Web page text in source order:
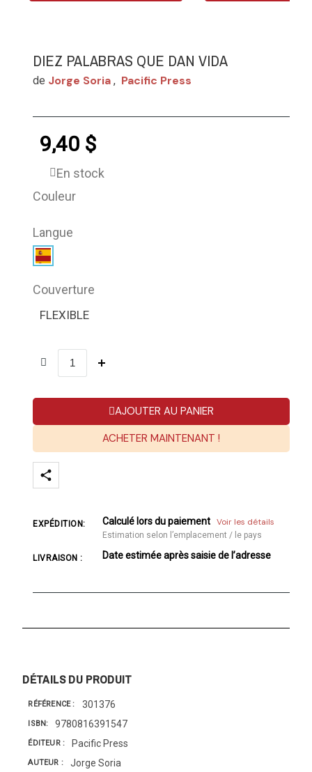
DIEZ PALABRAS QUE DAN VIDA
de Jorge Soria , Pacific Press
9,40 $
En stock
Couleur
Langue
Couverture
FLEXIBLE
AJOUTER AU PANIER
ACHETER MAINTENANT !
EXPÉDITION: Calculé lors du paiement Voir les détails
Estimation selon l’emplacement / le pays
LIVRAISON : Date estimée après saisie de l’adresse
DÉTAILS DU PRODUIT
RÉFÉRENCE 301376
ISBN 9780816391547
ÉDITEUR Pacific Press
AUTEUR Jorge Soria